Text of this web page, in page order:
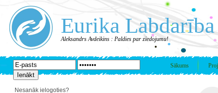
Eurika Labdarība
Aleksandrs Avdeikins : Paldies par ziedojumu!
Sākums
Nesanāk ielogoties?